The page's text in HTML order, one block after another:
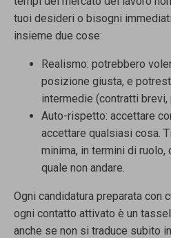
tuoi desideri o bisogni
insieme due cose:
Realismo: potrebbero
posizione giusta, e
intermedie (contratti
Auto-rispetto: accettare
accettare qualsiasi cosa.
minima, in termini di
quale non andare.
Ogni candidatura preparata con
ogni contatto attivato è un
anche se non si traduce subito